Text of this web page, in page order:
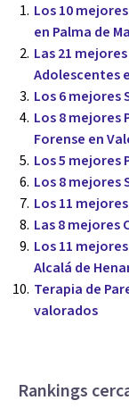
Los 10
en Palma de
Las 21
Adolescentes
Los 6
Los 8 mejores
Forense en
Los 5 mejores
Los 8 mejores
Los 11
Las 8 mejores
Los 11
Alcalá de
Terapia de
valorados
Rankings